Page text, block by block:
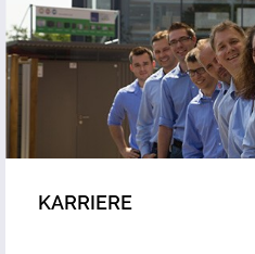
KARRIERE